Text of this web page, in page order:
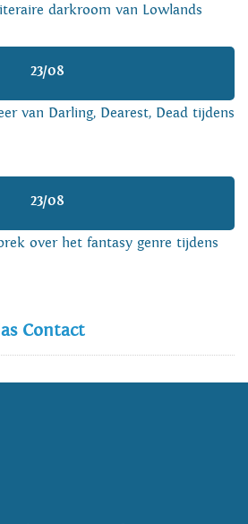
darkroom van Lowlands
23/08
van Darling, Dearest, Dead tijdens
23/08
over het fantasy genre tijdens
Contact